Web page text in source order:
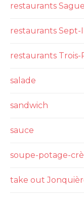
restaurants
restaurants Sept-
restaurants Trois-
salade
sandwich
sauce
soupe-potage-
take out